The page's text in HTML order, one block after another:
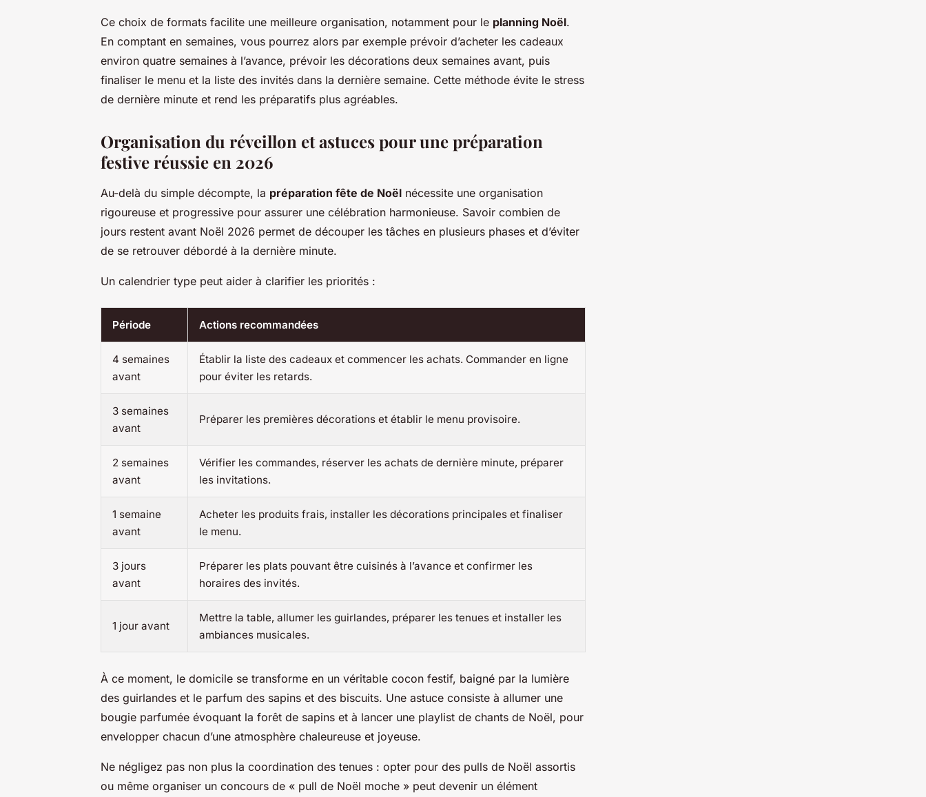
Ce choix de formats facilite une meilleure organisation, notamment pour le planning Noël.
En comptant en semaines, vous pourrez alors par exemple prévoir d’acheter les cadeaux
environ quatre semaines à l’avance, prévoir les décorations deux semaines avant, puis
finaliser le menu et la liste des invités dans la dernière semaine. Cette méthode évite le stress
de dernière minute et rend les préparatifs plus agréables.
Organisation du réveillon et astuces pour une préparation
festive réussie en 2026
Au-delà du simple décompte, la préparation fête de Noël nécessite une organisation
rigoureuse et progressive pour assurer une célébration harmonieuse. Savoir combien de
jours restent avant Noël 2026 permet de découper les tâches en plusieurs phases et d’éviter
de se retrouver débordé à la dernière minute.
Un calendrier type peut aider à clarifier les priorités :
Période Actions recommandées
4 semaines
avant
Établir la liste des cadeaux et commencer les achats. Commander en ligne
pour éviter les retards.
3 semaines
avant
Préparer les premières décorations et établir le menu provisoire.
2 semaines
avant
Vérifier les commandes, réserver les achats de dernière minute, préparer
les invitations.
1 semaine
avant
Acheter les produits frais, installer les décorations principales et finaliser
le menu.
3 jours
avant
Préparer les plats pouvant être cuisinés à l’avance et confirmer les
horaires des invités.
1 jour avant
Mettre la table, allumer les guirlandes, préparer les tenues et installer les
ambiances musicales.
À ce moment, le domicile se transforme en un véritable cocon festif, baigné par la lumière
des guirlandes et le parfum des sapins et des biscuits. Une astuce consiste à allumer une
bougie parfumée évoquant la forêt de sapins et à lancer une playlist de chants de Noël, pour
envelopper chacun d’une atmosphère chaleureuse et joyeuse.
Ne négligez pas non plus la coordination des tenues : opter pour des pulls de Noël assortis
ou même organiser un concours de « pull de Noël moche » peut devenir un élément